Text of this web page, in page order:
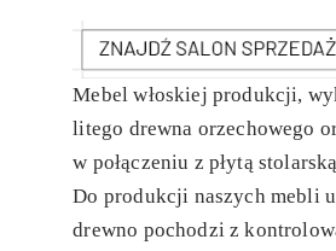
Mebel włoskiej produkcji,
litego drewna orzechowego
w połączeniu z płytą
Do produkcji naszych mebli
drewno pochodzi z